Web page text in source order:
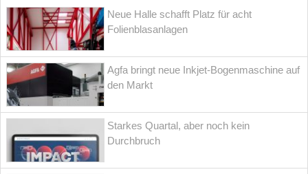
Neue Halle schafft Platz für acht
Folienblasanlagen
Agfa bringt neue Inkjet-Bogenmaschine auf
den Markt
Starkes Quartal, aber noch kein
Durchbruch